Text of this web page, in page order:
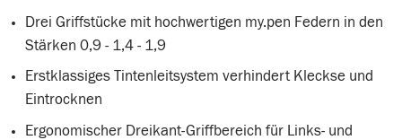
Drei Griffstücke mit hochwertigen my.pen Federn in den
Stärken 0,9 - 1,4 - 1,9
Erstklassiges Tintenleitsystem verhindert Kleckse und
Eintrocknen
Ergonomischer Dreikant-Griffbereich für Links- und